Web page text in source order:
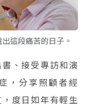
這段痛苦的日子。
、接受專訪和演
，分享照顧者經
度日如年有輕生